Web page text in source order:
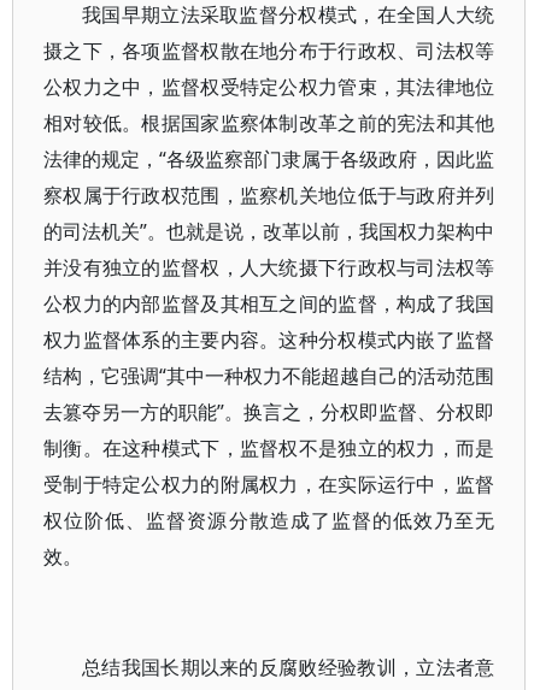
我国早期立法采取监督分权模式，在全国人大统
摄之下，各项监督权散在地分布于行政权、司法权等
公权力之中，监督权受特定公权力管束，其法律地位
相对较低。根据国家监察体制改革之前的宪法和其他
法律的规定，“各级监察部门隶属于各级政府，因此监
察权属于行政权范围，监察机关地位低于与政府并列
的司法机关”。也就是说，改革以前，我国权力架构中
并没有独立的监督权，人大统摄下行政权与司法权等
公权力的内部监督及其相互之间的监督，构成了我国
权力监督体系的主要内容。这种分权模式内嵌了监督
结构，它强调“其中一种权力不能超越自己的活动范围
去篡夺另一方的职能”。换言之，分权即监督、分权即
制衡。在这种模式下，监督权不是独立的权力，而是
受制于特定公权力的附属权力，在实际运行中，监督
权位阶低、监督资源分散造成了监督的低效乃至无
效。
总结我国长期以来的反腐败经验教训，立法者意